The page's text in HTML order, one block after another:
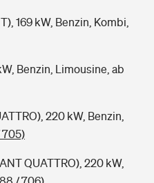
169 kW, Benzin, Kombi,
Benzin, Limousine, ab
220 kW, Benzin,
QUATTRO), 220 kW,